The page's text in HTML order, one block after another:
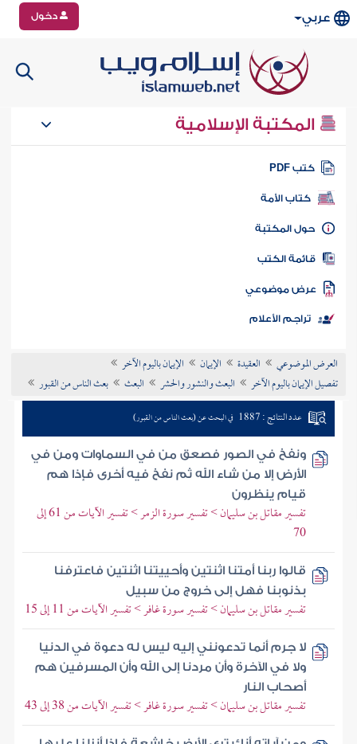
عربي دخول
المكتبة الإسلامية
كتب PDF
كتاب الأمة
المكتبة
الكتب
موضوعي
تراجم الأعلام
العرض الموضوعي العقيدة الإيمان
الإيمان باليوم الآخر
تفصيل الإيمان باليوم الآخر
البعث والنشور والحشر البعث بعث الناس من القبور
عدد النتائج : 1887 في البحث عن (بعث الناس من القبور)
ونفخ في الصور فصعق من في السماوات ومن في
الأرض إلا من شاء الله ثم نفخ فيه أخرى فإذا هم
قيام ينظرون
تفسير مقاتل بن سليمان > تفسير سورة الزمر > تفسير الآيات من 61 إلى
70
قالوا ربنا أمتنا اثنتين وأحييتنا اثنتين فاعترفنا
بذنوبنا فهل إلى خروج من سبيل
تفسير مقاتل بن سليمان > تفسير سورة غافر > تفسير الآيات من 11 إلى 15
لا جرم أنما تدعونني إليه ليس له دعوة في الدنيا
ولا في الآخرة وأن مردنا إلى الله وأن المسرفين هم
أصحاب النار
تفسير مقاتل بن سليمان > تفسير سورة غافر > تفسير الآيات من 38 إلى 43